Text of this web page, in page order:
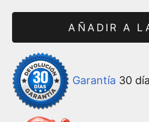
AÑADIR A
Garantía 30